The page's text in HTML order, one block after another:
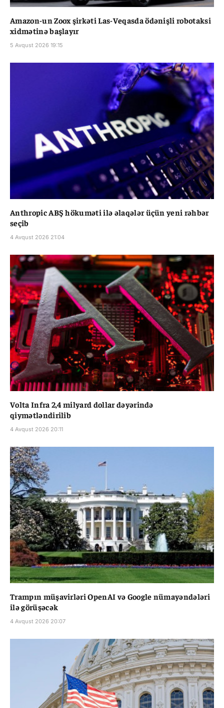
Amazon-un Zoox şirkəti Las-Veqasda ödənişli robotaksi
xidmətinə başlayır
5 Avqust 2026 19:15
Anthropic ABŞ hökuməti ilə əlaqələr üçün yeni rəhbər
seçib
4 Avqust 2026 21:04
Volta Infra 2,4 milyard dollar dəyərində
qiymətləndirilib
4 Avqust 2026 20:11
Trampın müşavirləri OpenAI və Google nümayəndələri
ilə görüşəcək
4 Avqust 2026 20:07